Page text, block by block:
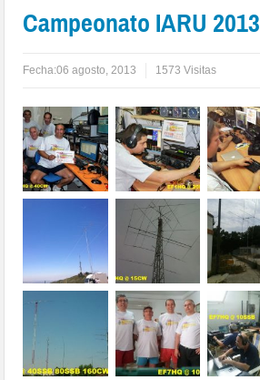
Campeonato IARU 2013
Fecha:06 agosto, 2013 1573 Visitas